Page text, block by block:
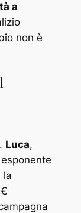
a
non è
. Luca,
la